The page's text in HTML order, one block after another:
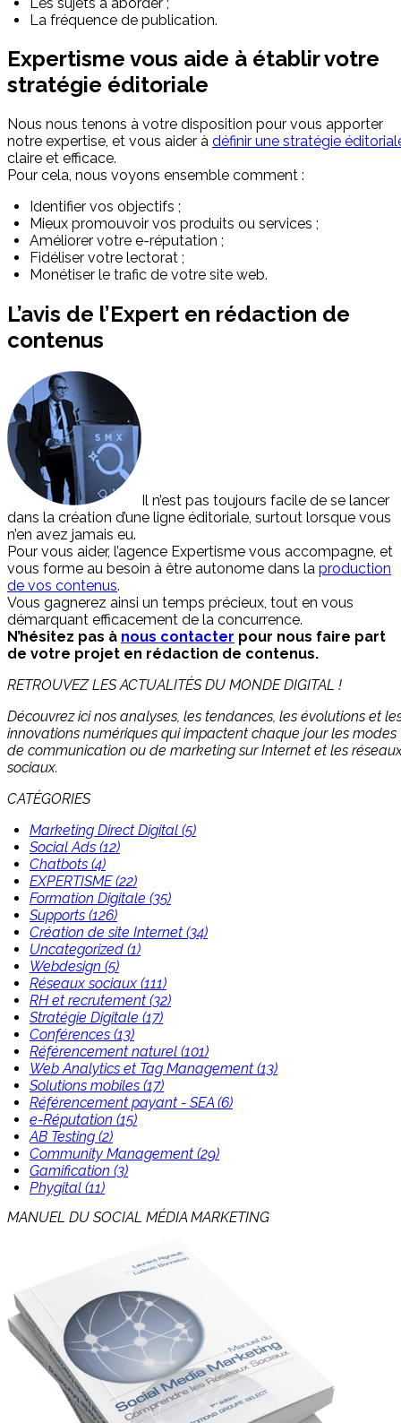
La fréquence de publication.
Expertisme vous aide à établir votre
stratégie éditoriale
Nous nous tenons à votre disposition pour vous apporter
notre expertise, et vous aider à définir une stratégie
claire et efficace.
Pour cela, nous voyons ensemble comment :
Identifier vos objectifs ;
Mieux promouvoir vos produits ou services ;
Améliorer votre e-réputation ;
Fidéliser votre lectorat ;
Monétiser le trafic de votre site web.
L’avis de l’Expert en rédaction de
contenus
Il n’est pas toujours facile de se lancer
dans la création d’une ligne éditoriale, surtout lorsque vous
n’en avez jamais eu.
Pour vous aider, l’agence Expertisme vous accompagne, et
vous forme au besoin à être autonome dans la production
de vos contenus.
Vous gagnerez ainsi un temps précieux, tout en vous
démarquant efficacement de la concurrence.
N’hésitez pas à nous contacter pour nous faire part
de votre projet en rédaction de contenus.
RETROUVEZ LES ACTUALITÉS DU MONDE DIGITAL !
Découvrez ici nos analyses, les tendances, les évolutions et
innovations numériques qui impactent chaque jour les modes
de communication ou de marketing sur Internet et les
sociaux.
CATÉGORIES
Marketing Direct Digital (5)
Social Ads (12)
Chatbots (4)
EXPERTISME (22)
Formation Digitale (35)
Supports (126)
Création de site Internet (34)
Uncategorized (1)
Webdesign (5)
Réseaux sociaux (111)
RH et recrutement (32)
Stratégie Digitale (17)
Conférences (13)
Référencement naturel (101)
Web Analytics et Tag Management (13)
Solutions mobiles (17)
Référencement payant - SEA (6)
e-Réputation (15)
AB Testing (2)
Community Management (29)
Gamification (3)
Phygital (11)
MANUEL DU SOCIAL MÉDIA MARKETING